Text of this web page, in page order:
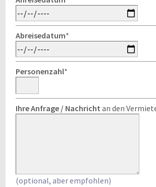
Abreisedatum*
Personenzahl*
Ihre Anfrage / Nachricht an den
(optional, aber empfohlen)